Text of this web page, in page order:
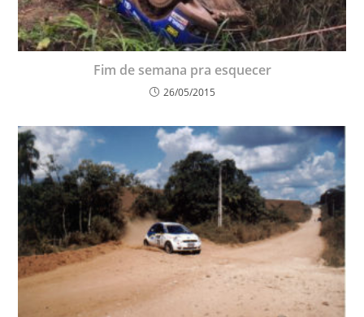
Fim de semana pra esquecer
26/05/2015